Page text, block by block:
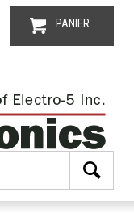
PANIER